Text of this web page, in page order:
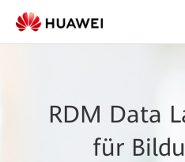
RDM Data
für